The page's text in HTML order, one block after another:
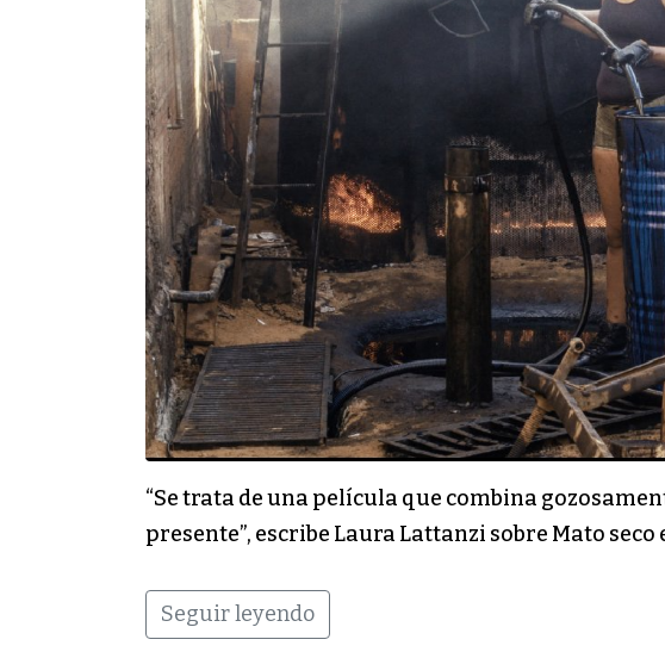
“Se trata de una película que combina
presente”, escribe Laura Lattanzi sobre Mato seco
Seguir leyendo